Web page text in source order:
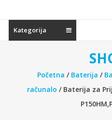
Kategorija
Početna / Baterija /
računalo / Baterija za